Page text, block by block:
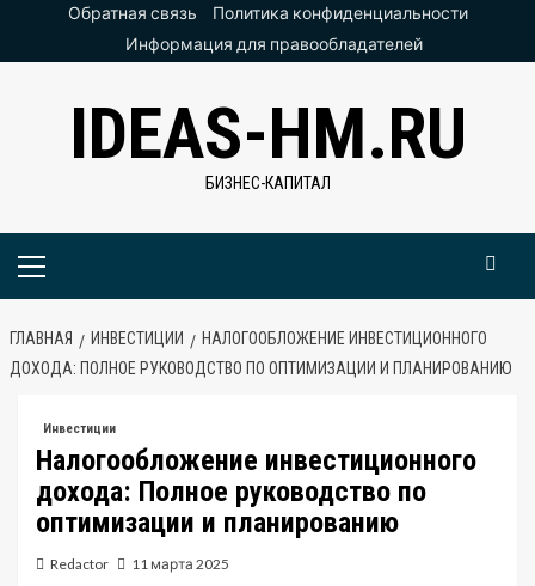
ПерейтиОбратная связь
Политика конфиденциальности
Информация для правообладателей
IDEAS-HM.RU
БИЗНЕС-КАПИТАЛ
Основное
ГЛАВНАЯ ИНВЕСТИЦИИ
НАЛОГООБЛОЖЕНИЕ ИНВЕСТИЦИОННОГО
ДОХОДА: ПОЛНОЕ РУКОВОДСТВО ПО ОПТИМИЗАЦИИ И ПЛАНИРОВАНИЮ
Инвестиции
Налогообложение инвестиционного
дохода: Полное руководство по
оптимизации и планированию
Redactor 11 марта 2025